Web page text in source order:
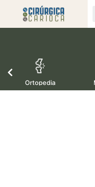
Ortopedia